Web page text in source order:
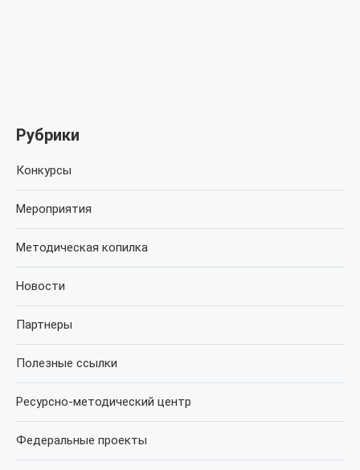
Рубрики
Конкурсы
Мероприятия
Методическая копилка
Новости
Партнеры
Полезные ссылки
Ресурсно-методический центр
Федеральные проекты